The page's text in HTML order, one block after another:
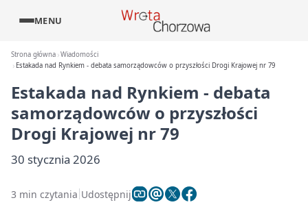
MENU
Strona główna Wiadomości
Estakada nad Rynkiem - debata samorządowców o przyszłości Drogi Krajowej nr 79
Estakada nad Rynkiem - debata
samorządowców o przyszłości
Drogi Krajowej nr 79
30 stycznia 2026
3 min czytania Udostępnij